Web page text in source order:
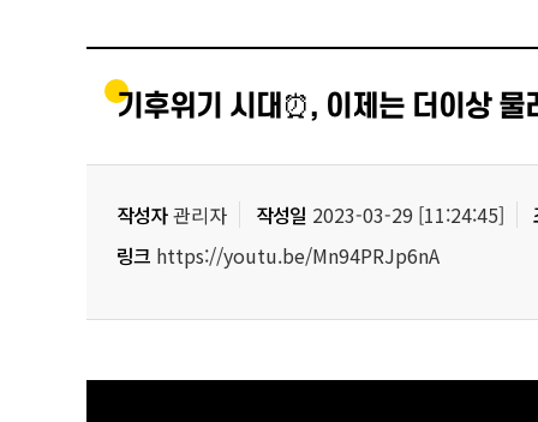
기후위기 시대⏰, 이제는 더이상
작성자 관리자 작성일 2023-03-29 [11:24:45]
링크 https://youtu.be/Mn94PRJp6nA